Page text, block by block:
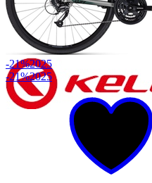
-21%2025
-21%2025